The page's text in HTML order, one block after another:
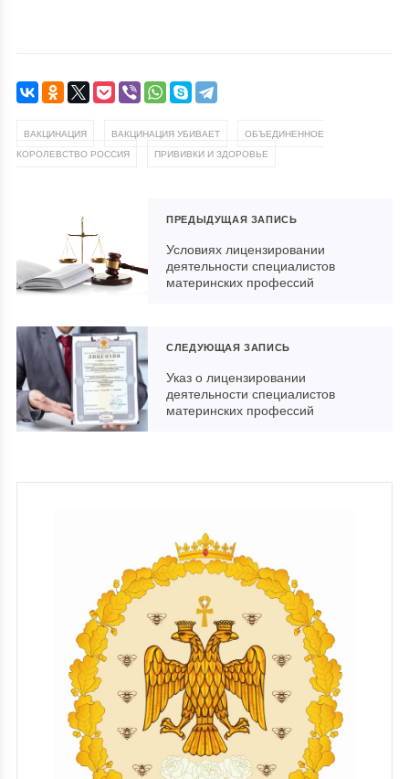
ВАКЦИНАЦИЯ ВАКЦИНАЦИЯ УБИВАЕТ
ОБЪЕДИНЕННОЕ
КОРОЛЕВСТВО РОССИЯ
ПРИВИВКИ И ЗДОРОВЬЕ
ПРЕДЫДУЩАЯ ЗАПИСЬ
Условиях лицензировании
деятельности специалистов
материнских профессий
СЛЕДУЮЩАЯ ЗАПИСЬ
Указ о лицензировании
деятельности специалистов
материнских профессий